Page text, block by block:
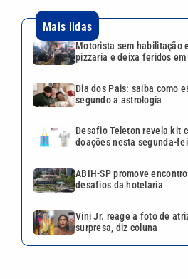
Mais lidas
Motorista sem habilitação
pizzaria e deixa feridos
Dia dos Pais: saiba como
segundo a astrologia
Desafio Teleton revela kit
doações nesta segunda-
ABIH-SP promove
desafios da hotelaria
Vini Jr. reage a foto de
surpresa, diz coluna